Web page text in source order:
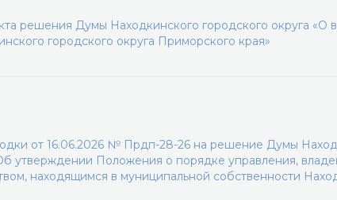
решения Думы Находкинского городского округа «О
городского округа Приморского края»
от 16.06.2026 № Прдп-28-26 на решение Думы
утверждении Положения о порядке управления,
находящимся в муниципальной собственности